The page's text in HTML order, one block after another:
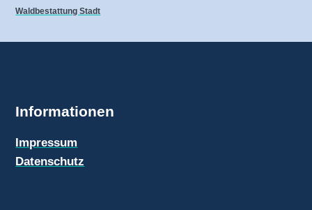
Waldbestattung Stadt
Informationen
Impressum
Datenschutz